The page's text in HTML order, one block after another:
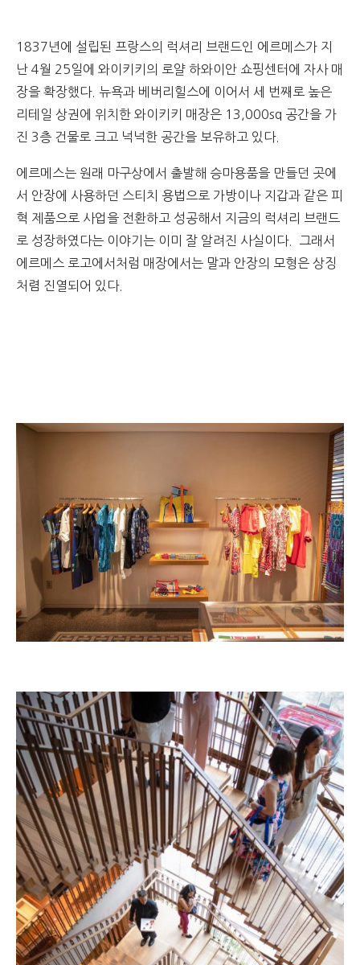
1837년에 설립된 프랑스의 럭셔리 브랜드인 에르메스가 지
난 4월 25일에 와이키키의 로얄 하와이안 쇼핑센터에 자사 매
장을 확장했다. 뉴욕과 베버리힐스에 이어서 세 번째로 높은
리테일 상권에 위치한 와이키키 매장은 13,000sq 공간을 가
진 3층 건물로 크고 넉넉한 공간을 보유하고 있다.
에르메스는 원래 마구상에서 출발해 승마용품을 만들던 곳에
서 안장에 사용하던 스티치 용법으로 가방이나 지갑과 같은 피
혁 제품으로 사업을 전환하고 성공해서 지금의 럭셔리 브랜드
로 성장하였다는 이야기는 이미 잘 알려진 사실이다. 그래서
에르메스 로고에서처럼 매장에서는 말과 안장의 모형은 상징
처렴 진열되어 있다.